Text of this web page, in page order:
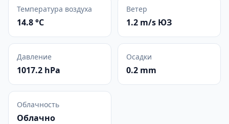
Температура воздуха
14.8 °C
Ветер
1.2 m/s ЮЗ
Давление
1017.2 hPa
Осадки
0.2 mm
Облачность
Облачно